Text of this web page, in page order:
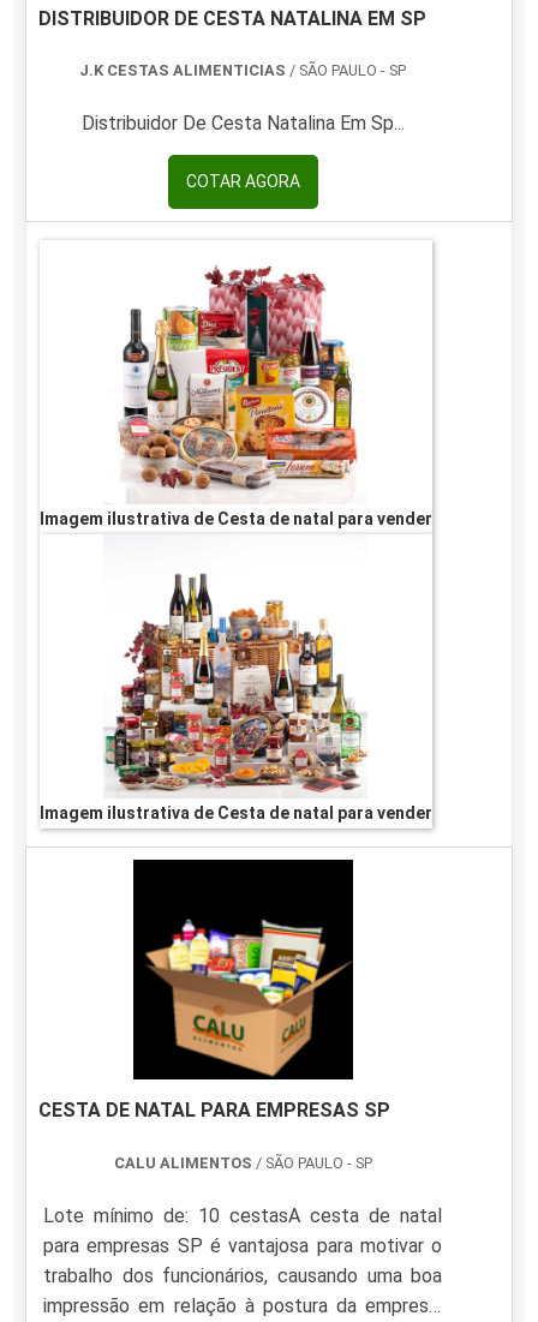
DISTRIBUIDOR DE CESTA NATALINA EM SP
J.K CESTAS ALIMENTICIAS/ SÃO PAULO - SP
Distribuidor De Cesta Natalina Em Sp...
COTAR AGORA
Imagem ilustrativa de Cesta de natal para vender
Imagem ilustrativa de Cesta de natal para vender
CESTA DE NATAL PARA EMPRESAS SP
CALU ALIMENTOS / SÃO PAULO - SP
Lote mínimo de: 10 cestasA cesta de natal
para empresas SP é vantajosa para motivar o
trabalho dos funcionários, causando uma boa
impressão em relação à postura da empresa,